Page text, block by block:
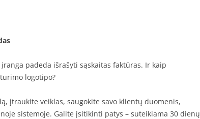
padeda išrašyti sąskaitas faktūras. Ir kaip
logotipo?
įtraukite veiklas, saugokite savo klientų duomenis,
sistemoje. Galite įsitikinti patys – suteikiama 30 dienų